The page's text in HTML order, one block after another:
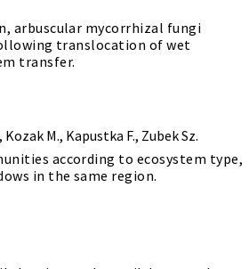
arbuscular mycorrhizal fungi
translocation of wet
transfer.
M., Kapustka F., Zubek Sz.
according to ecosystem type,
in the same region.